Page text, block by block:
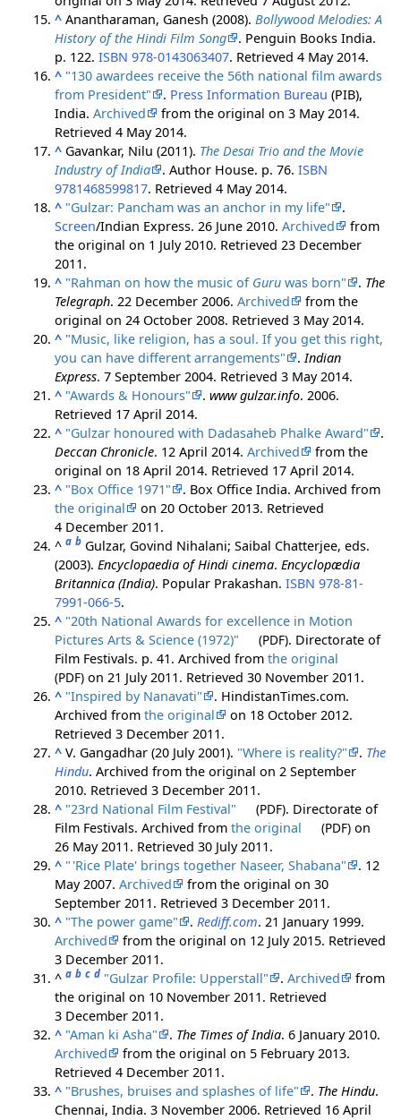
^ Anantharaman, Ganesh (2008). Bollywood Melodies: A
History of the Hindi Film Song
. Penguin Books India.
p. 122.ISBN 978-0143063407. Retrieved4 May2014.
^ "130 awardees receive the 56th national film awards
from President"
. Press Information Bureau (PIB),
India.Archived from the original on 3 May 2014.
Retrieved4 May2014.
^ Gavankar, Nilu (2011). The Desai Trio and the Movie
Industry of India
. Author House. p. 76.ISBN
9781468599817. Retrieved4 May2014.
^ "Gulzar: Pancham was an anchor in my life"
.
Screen/Indian Express. 26 June 2010.Archived
from
the original on 1 July 2010. Retrieved 23 December
2011.
^ "Rahman on how the music of Guru was born" . The
Telegraph. 22 December 2006.Archived
from the
original on 24 October 2008. Retrieved3 May2014.
^ "Music, like religion, has a soul. If you get this right,
you can have different arrangements"
. Indian
Express. 7 September 2004. Retrieved3 May2014.
^ "Awards & Honours" .www gulzar.info. 2006.
Retrieved 17 April 2014.
^ "Gulzar honoured with Dadasaheb Phalke Award"
.
Deccan Chronicle. 12 April 2014.Archived
from the
original on 18 April 2014. Retrieved 17 April 2014.
^ "Box Office 1971"
. Box Office India. Archived from
the original
on 20 October 2013. Retrieved
4 December 2011.
^a b Gulzar, Govind Nihalani; Saibal Chatterjee, eds.
(2003). Encyclopaedia of Hindi cinema. Encyclopædia
Britannica (India). Popular Prakashan.ISBN 978-81-
7991-066-5.
^ "20th National Awards for excellence in Motion
Pictures Arts & Science (1972)"
(PDF). Directorate of
Film Festivals. p. 41. Archived fromthe original
(PDF) on 21 July 2011. Retrieved30 November 2011.
^ "Inspired by Nanavati"
. HindistanTimes.com.
Archived fromthe original on 18 October 2012.
Retrieved3 December 2011.
^ V. Gangadhar (20 July 2001). "Where is reality?" . The
Hindu. Archived from the original on 2 September
2010. Retrieved3 December 2011.
^ "23rd National Film Festival" (PDF). Directorate of
Film Festivals. Archived fromthe original (PDF) on
26 May 2011. Retrieved30 July2011.
^ " 'Rice Plate' brings together Naseer, Shabana"
. 12
May 2007.Archived
from the original on 30
September 2011. Retrieved3 December 2011.
^ "The power game" . Rediff.com. 21 January 1999.
Archived
from the original on 12 July 2015. Retrieved
3 December 2011.
^a b c d "Gulzar Profile: Upperstall" .Archived
from
the original on 10 November 2011. Retrieved
3 December 2011.
^ "Aman ki Asha" . The Times of India. 6 January 2010.
Archived
from the original on 5 February 2013.
Retrieved4 December 2011.
^ "Brushes, bruises and splashes of life" . The Hindu.
Chennai, India. 3 November 2006. Retrieved 16 April